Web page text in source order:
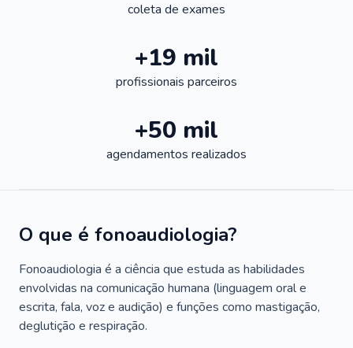
coleta de exames
+19 mil
profissionais parceiros
+50 mil
agendamentos realizados
O que é fonoaudiologia?
Fonoaudiologia é a ciência que estuda as habilidades
envolvidas na comunicação humana (linguagem oral e
escrita, fala, voz e audição) e funções como mastigação,
deglutição e respiração.